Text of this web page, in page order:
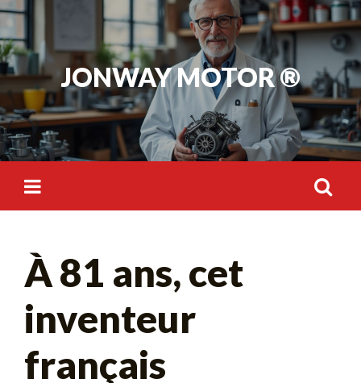
Skip
content
JONWAY MOTOR ®
À 81 ans, cet
inventeur
français